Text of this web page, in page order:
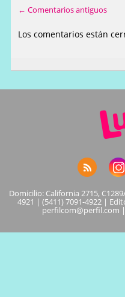
← Comentarios antiguos
Los comentarios están
Domicilio: California 2715,
4921 | (5411) 7091-4922 |
perfilcom@perfil.com